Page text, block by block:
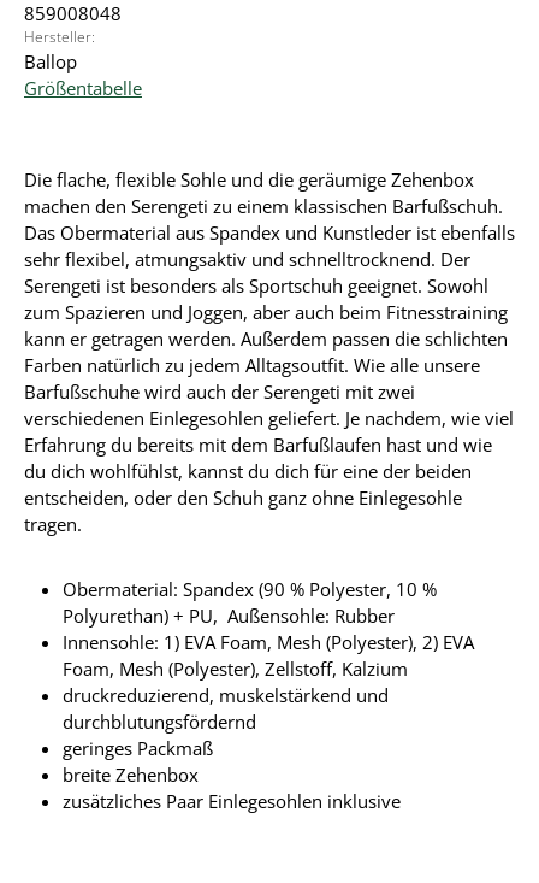
859008048
Hersteller:
Ballop
Größentabelle
Die flache, flexible Sohle und die geräumige Zehenbox
machen den Serengeti zu einem klassischen Barfußschuh.
Das Obermaterial aus Spandex und Kunstleder ist ebenfalls
sehr flexibel, atmungsaktiv und schnelltrocknend. Der
Serengeti ist besonders als Sportschuh geeignet. Sowohl
zum Spazieren und Joggen, aber auch beim Fitnesstraining
kann er getragen werden. Außerdem passen die schlichten
Farben natürlich zu jedem Alltagsoutfit. Wie alle unsere
Barfußschuhe wird auch der Serengeti mit zwei
verschiedenen Einlegesohlen geliefert. Je nachdem, wie viel
Erfahrung du bereits mit dem Barfußlaufen hast und wie
du dich wohlfühlst, kannst du dich für eine der beiden
entscheiden, oder den Schuh ganz ohne Einlegesohle
tragen.
Obermaterial: Spandex (90 % Polyester, 10 %
Polyurethan) + PU, Außensohle: Rubber
Innensohle: 1) EVA Foam, Mesh (Polyester), 2) EVA
Foam, Mesh (Polyester), Zellstoff, Kalzium
druckreduzierend, muskelstärkend und
durchblutungsfördernd
geringes Packmaß
breite Zehenbox
zusätzliches Paar Einlegesohlen inklusive